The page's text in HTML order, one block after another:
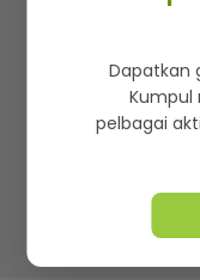
Terma
Hakcipta
Dapatkan
Kumpul
pelbagai